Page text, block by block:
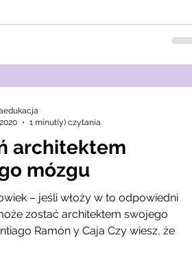
architektem
mózgu
– jeśli włoży w to odpowiedni
zostać architektem swojego
Ramón y Caja Czy wiesz, że
1 minut(y) czytania